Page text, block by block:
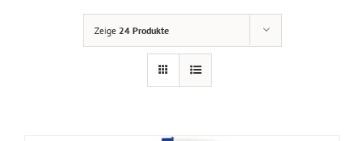
Zeige 24 Produkte